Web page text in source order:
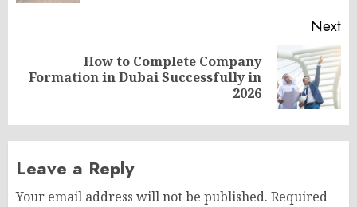
Next
Next
How to Complete Company
Formation in Dubai Successfully in
2026
Leave a Reply
Your email address will not be published. Required